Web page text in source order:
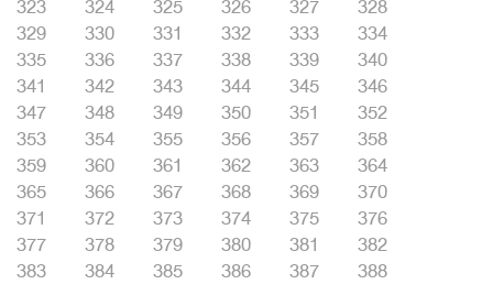
323
324 325 326 327
328
329
330 331 332 333
334
335
336 337 338 339
340
341
342 343 344 345
346
347
348 349 350 351
352
353
354 355 356 357
358
359
360 361 362 363
364
365
366 367 368 369
370
371
372 373 374 375
376
377
378 379 380 381
382
383
384 385 386 387
388